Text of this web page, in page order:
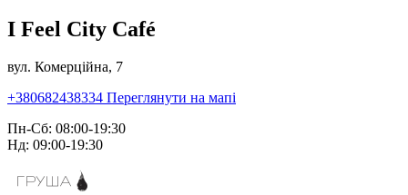
I Feel City Café
вул. Комерційна, 7
+380682438334 Переглянути на мапі
Пн-Сб: 08:00-19:30
Нд: 09:00-19:30